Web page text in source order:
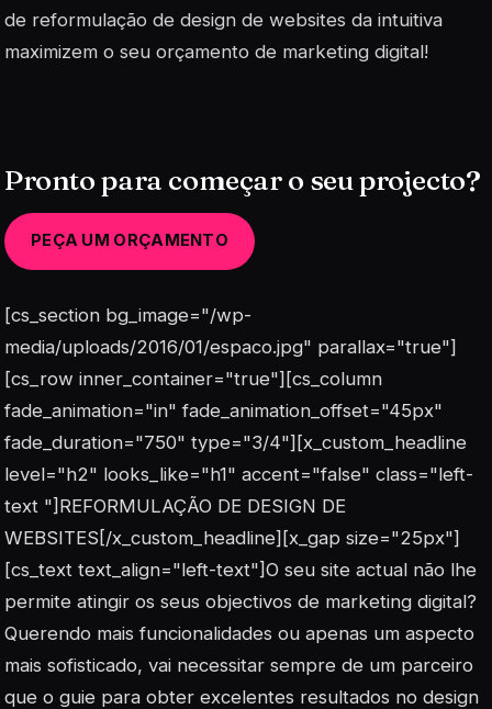
de reformulação de design de websites da intuitiva
maximizem o seu orçamento de marketing digital!
Pronto para começar o seu projecto?
PEÇA UM ORÇAMENTO
[cs_section bg_image="/wp-
media/uploads/2016/01/espaco.jpg" parallax="true"]
[cs_row inner_container="true"][cs_column
fade_animation="in" fade_animation_offset="45px"
fade_duration="750" type="3/4"][x_custom_headline
level="h2" looks_like="h1" accent="false" class="left-
text "]REFORMULAÇÃO DE DESIGN DE
WEBSITES[/x_custom_headline][x_gap size="25px"]
[cs_text text_align="left-text"]O seu site actual não lhe
permite atingir os seus objectivos de marketing digital?
Querendo mais funcionalidades ou apenas um aspecto
mais sofisticado, vai necessitar sempre de um parceiro
que o guie para obter excelentes resultados no design